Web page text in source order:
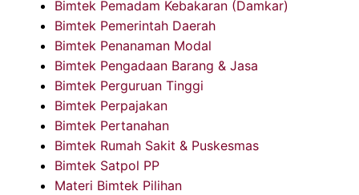
Bimtek Pemadam Kebakaran (Damkar)
Bimtek Pemerintah Daerah
Bimtek Penanaman Modal
Bimtek Pengadaan Barang & Jasa
Bimtek Perguruan Tinggi
Bimtek Perpajakan
Bimtek Pertanahan
Bimtek Rumah Sakit & Puskesmas
Bimtek Satpol PP
Materi Bimtek Pilihan